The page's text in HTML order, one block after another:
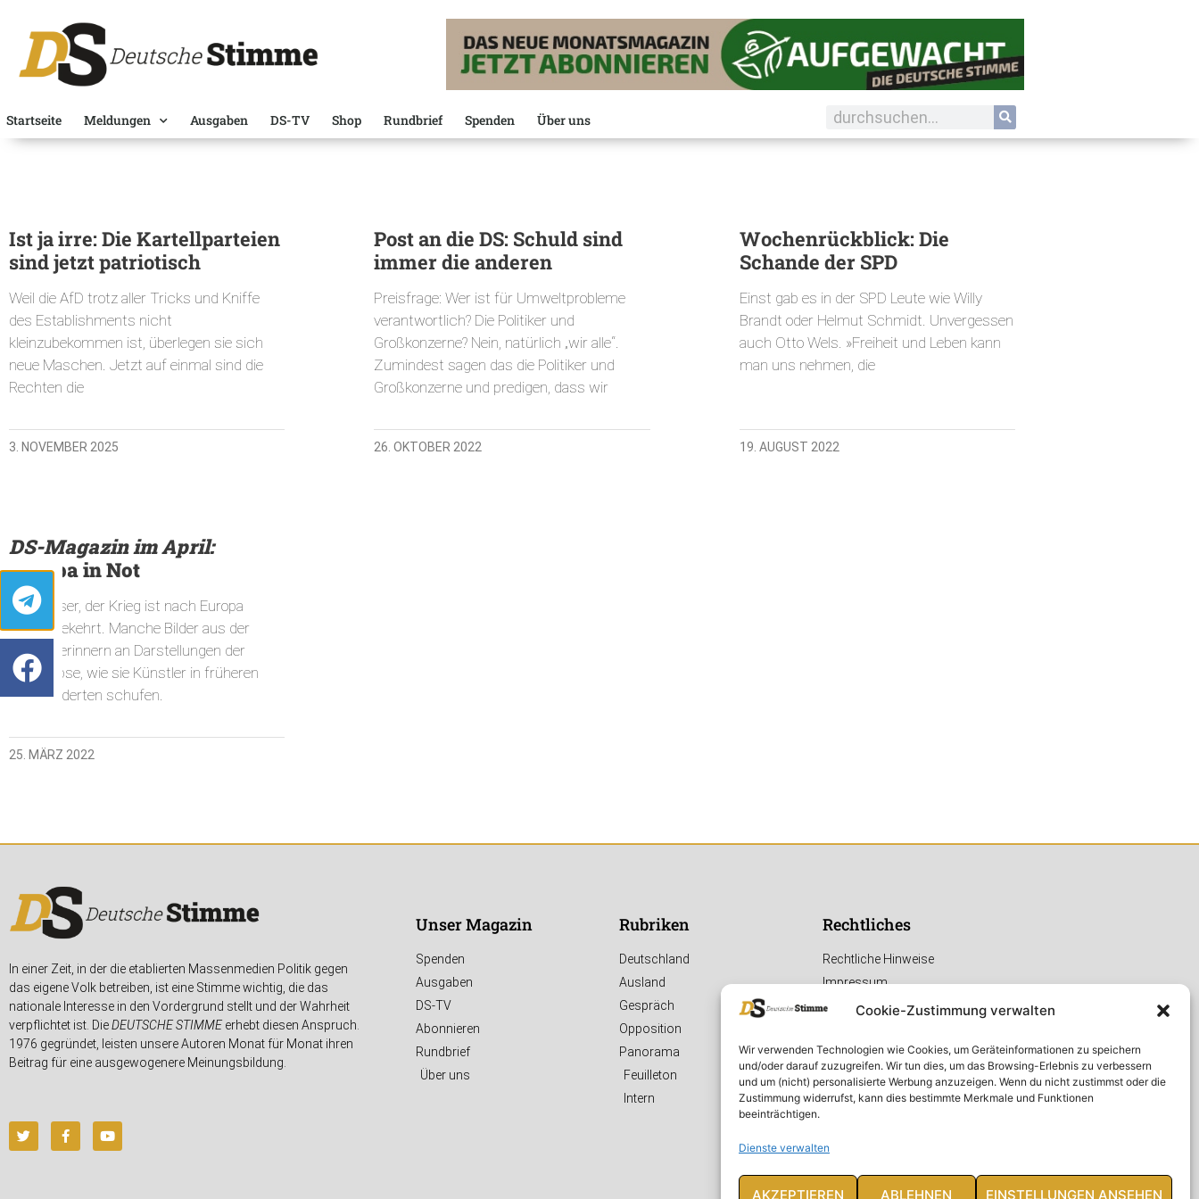
Cookie-Zustimmung verwalten
Wir verwenden Technologien wie Cookies, um Geräteinformationen zu speichern
und/oder darauf zuzugreifen. Wir tun dies, um das Browsing-Erlebnis zu verbessern
und um (nicht) personalisierte Werbung anzuzeigen. Wenn du nicht zustimmst oder die
Zustimmung widerrufst, kann dies bestimmte Merkmale und Funktionen
beeinträchtigen.
Dienste verwalten
AKZEPTIEREN ABLEHNEN EINSTELLUNGEN ANSEHEN
Startseite Meldungen Ausgaben DS-TV Shop Rundbrief Spenden Über uns
Ist ja irre: Die Kartellparteien
sind jetzt patriotisch
Weil die AfD trotz aller Tricks und Kniffe
des Establishments nicht
kleinzubekommen ist, überlegen sie sich
neue Maschen. Jetzt auf einmal sind die
Rechten die
3. NOVEMBER 2025
Post an die DS: Schuld sind
immer die anderen
Preisfrage: Wer ist für Umweltprobleme
verantwortlich? Die Politiker und
Großkonzerne? Nein, natürlich „wir alle“.
Zumindest sagen das die Politiker und
Großkonzerne und predigen, dass wir
26. OKTOBER 2022
Wochenrückblick: Die
Schande der SPD
Einst gab es in der SPD Leute wie Willy
Brandt oder Helmut Schmidt. Unvergessen
auch Otto Wels. »Freiheit und Leben kann
man uns nehmen, die
19. AUGUST 2022
DS-Magazin im April:
Europa in Not
Liebe Leser, der Krieg ist nach Europa
zurückgekehrt. Manche Bilder aus der
Ukraine erinnern an Darstellungen der
Apokalypse, wie sie Künstler in früheren
Jahrhunderten schufen.
25. MÄRZ 2022
In einer Zeit, in der die etablierten Massenmedien Politik gegen
das eigene Volk betreiben, ist eine Stimme wichtig, die das
nationale Interesse in den Vordergrund stellt und der Wahrheit
verpflichtet ist. DieDEUTSCHE STIMMEerhebt diesen Anspruch.
1976 gegründet, leisten unsere Autoren Monat für Monat ihren
Beitrag für eine ausgewogenere Meinungsbildung.
Unser Magazin
Spenden
Ausgaben
DS-TV
Abonnieren
Rundbrief
Über uns
Rubriken
Deutschland
Ausland
Gespräch
Opposition
Panorama
Feuilleton
Intern
Rechtliches
Rechtliche Hinweise
Impressum
Datenschutzerklärung